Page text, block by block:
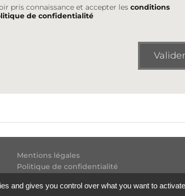
pris connaissance et accepter lesconditions
de confidentialité
Valider
Mentions légales
Politique de confidentialité
2026 Experatoo.com - Tous
and gives you control over what you want to activate